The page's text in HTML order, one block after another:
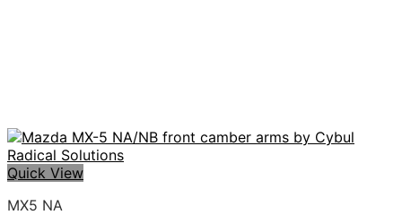
Quick View
MX5 NA